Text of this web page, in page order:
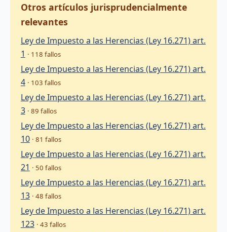
Otros artículos jurisprudencialmente
relevantes
Ley de Impuesto a las Herencias (Ley 16.271) art.
1 · 118 fallos
Ley de Impuesto a las Herencias (Ley 16.271) art.
4 · 103 fallos
Ley de Impuesto a las Herencias (Ley 16.271) art.
3 · 89 fallos
Ley de Impuesto a las Herencias (Ley 16.271) art.
10 · 81 fallos
Ley de Impuesto a las Herencias (Ley 16.271) art.
21 · 50 fallos
Ley de Impuesto a las Herencias (Ley 16.271) art.
13 · 48 fallos
Ley de Impuesto a las Herencias (Ley 16.271) art.
123 · 43 fallos